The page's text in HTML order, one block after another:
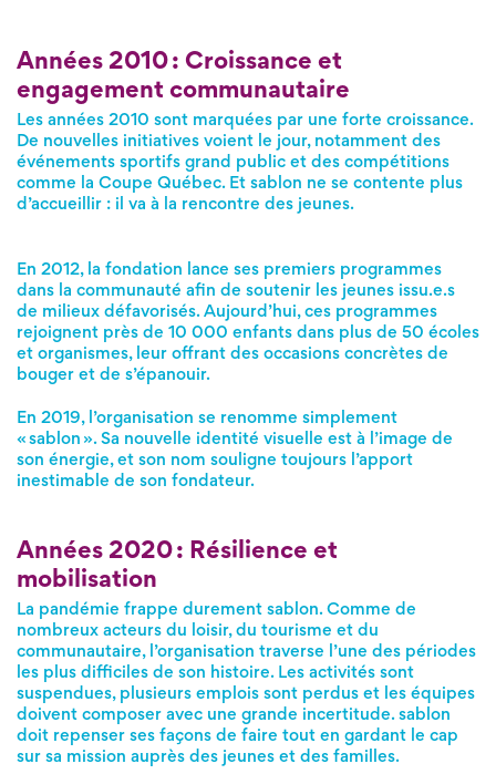
Années 2010 : Croissance et
engagement communautaire
Les années 2010 sont marquées par une forte croissance.
De nouvelles initiatives voient le jour, notamment des
événements sportifs grand public et des compétitions
comme la Coupe Québec. Et sablon ne se contente plus
d’accueillir : il va à la rencontre des jeunes.
En 2012, la fondation lance ses premiers programmes
dans la communauté afin de soutenir les jeunes issu.e.s
de milieux défavorisés. Aujourd’hui, ces programmes
rejoignent près de 10 000 enfants dans plus de 50 écoles
et organismes, leur offrant des occasions concrètes de
bouger et de s’épanouir.
En 2019, l’organisation se renomme simplement
« sablon ». Sa nouvelle identité visuelle est à l’image de
son énergie, et son nom souligne toujours l’apport
inestimable de son fondateur.
Années 2020 : Résilience et
mobilisation
La pandémie frappe durement sablon. Comme de
nombreux acteurs du loisir, du tourisme et du
communautaire, l’organisation traverse l’une des périodes
les plus difficiles de son histoire. Les activités sont
suspendues, plusieurs emplois sont perdus et les équipes
doivent composer avec une grande incertitude. sablon
doit repenser ses façons de faire tout en gardant le cap
sur sa mission auprès des jeunes et des familles.